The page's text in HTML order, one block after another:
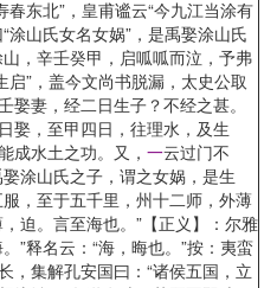
东北”，皇甫谧云“今九江当涂有
涂山氏女名女娲”，是禹娶涂山氏
，辛壬癸甲，启呱呱而泣，予弗
启”，盖今文尚书脱漏，太史公取
娶妻，经二日生子？不经之甚。
娶，至甲四日，往理水，及生
成水土之功。又， 一云过门不
涂山氏之子，谓之女娲，是生
，至于五千里，州十二师，外薄
迫。言至海也。”【正义】：尔雅
”释名云：“海，晦也。”按：夷蛮
，集解孔安国曰：“诸侯五国，立